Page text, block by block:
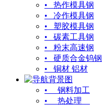
• 热作模具钢
• 冷作模具钢
• 塑胶模具钢
• 碳素工具钢
• 粉末高速钢
• 硬质合金钨钢
• 铜材 铝材
• 钢料加工
• 热处理